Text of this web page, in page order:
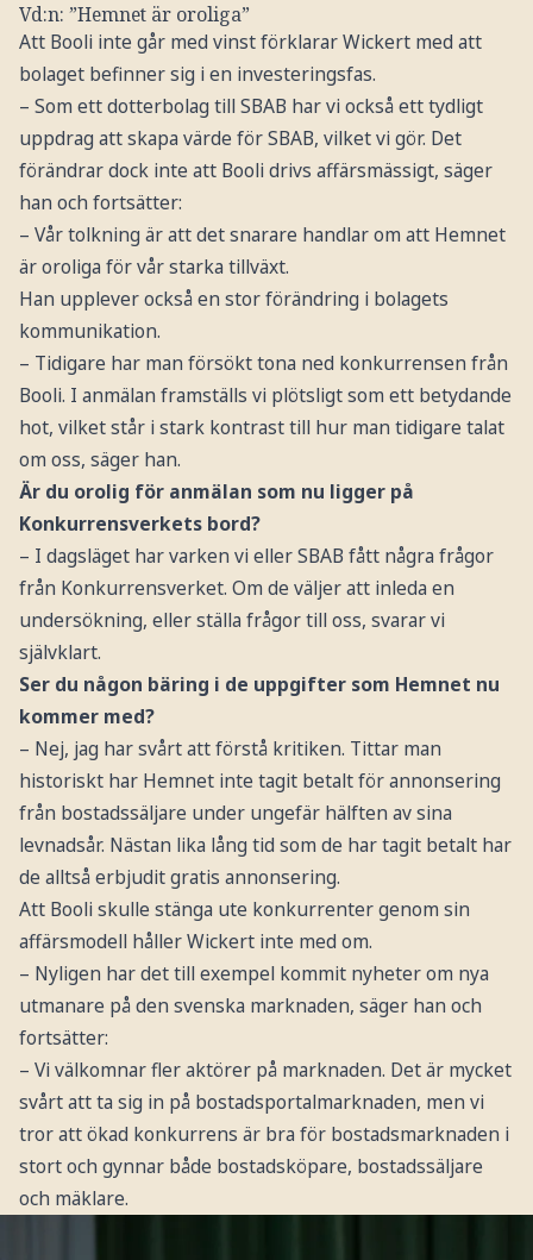
Vd:n: ”Hemnet är oroliga”
Att Booli inte går med vinst förklarar Wickert med att
bolaget befinner sig i en investeringsfas.
– Som ett dotterbolag till SBAB har vi också ett tydligt
uppdrag att skapa värde för SBAB, vilket vi gör. Det
förändrar dock inte att Booli drivs affärsmässigt, säger
han och fortsätter:
– Vår tolkning är att det snarare handlar om att Hemnet
är oroliga för vår starka tillväxt.
Han upplever också en stor förändring i bolagets
kommunikation.
– Tidigare har man försökt tona ned konkurrensen från
Booli. I anmälan framställs vi plötsligt som ett betydande
hot, vilket står i stark kontrast till hur man tidigare talat
om oss, säger han.
Är du orolig för anmälan som nu ligger på
Konkurrensverkets bord?
– I dagsläget har varken vi eller SBAB fått några frågor
från Konkurrensverket. Om de väljer att inleda en
undersökning, eller ställa frågor till oss, svarar vi
självklart.
Ser du någon bäring i de uppgifter som Hemnet nu
kommer med?
– Nej, jag har svårt att förstå kritiken. Tittar man
historiskt har Hemnet inte tagit betalt för annonsering
från bostadssäljare under ungefär hälften av sina
levnadsår. Nästan lika lång tid som de har tagit betalt har
de alltså erbjudit gratis annonsering.
Att Booli skulle stänga ute konkurrenter genom sin
affärsmodell håller Wickert inte med om.
– Nyligen har det till exempel kommit nyheter om nya
utmanare på den svenska marknaden, säger han och
fortsätter:
– Vi välkomnar fler aktörer på marknaden. Det är mycket
svårt att ta sig in på bostadsportalmarknaden, men vi
tror att ökad konkurrens är bra för bostadsmarknaden i
stort och gynnar både bostadsköpare, bostadssäljare
och mäklare.